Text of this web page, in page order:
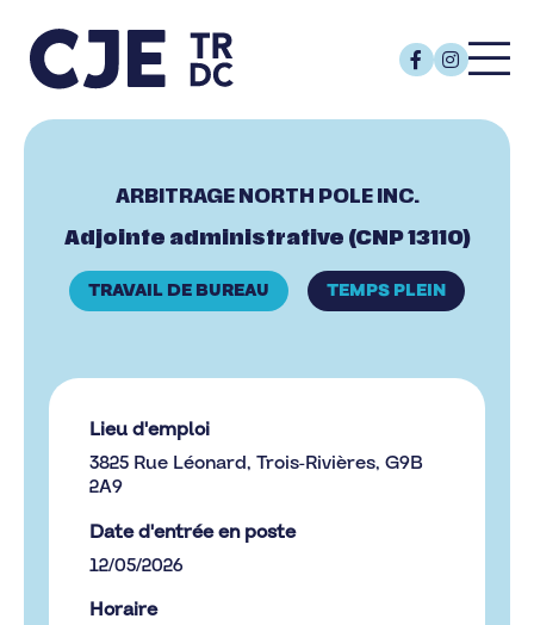
ARBITRAGE NORTH POLE INC.
Adjointe administrative (CNP 13110)
TRAVAIL DE BUREAU TEMPS PLEIN
Lieu d'emploi
3825 Rue Léonard, Trois-Rivières, G9B
2A9
Date d'entrée en poste
12/05/2026
Horaire